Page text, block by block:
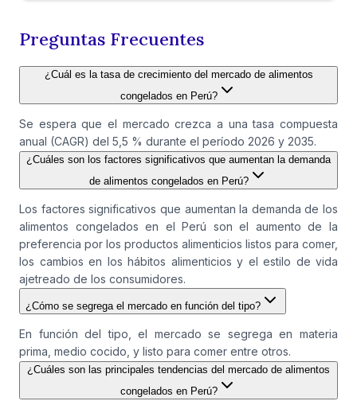
Preguntas Frecuentes
¿Cuál es la tasa de crecimiento del mercado de alimentos
congelados en Perú?
Se espera que el mercado crezca a una tasa compuesta
anual (CAGR) del 5,5 % durante el período 2026 y 2035.
¿Cuáles son los factores significativos que aumentan la demanda
de alimentos congelados en Perú?
Los factores significativos que aumentan la demanda de los
alimentos congelados en el Perú son el aumento de la
preferencia por los productos alimenticios listos para comer,
los cambios en los hábitos alimenticios y el estilo de vida
ajetreado de los consumidores.
¿Cómo se segrega el mercado en función del tipo?
En función del tipo, el mercado se segrega en materia
prima, medio cocido, y listo para comer entre otros.
¿Cuáles son las principales tendencias del mercado de alimentos
congelados en Perú?